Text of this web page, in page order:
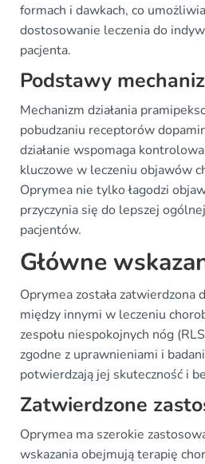
formach i dawkach, co
dostosowanie leczenia do
pacjenta.
Podstawy
Mechanizm działania
pobudzaniu receptorów
działanie wspomaga
kluczowe w leczeniu objawów
Oprymea nie tylko łagodzi
przyczynia się do lepszej
pacjentów.
Główne
Oprymea została zatwierdzona
między innymi w leczeniu
zespołu niespokojnych nóg
zgodne z uprawnieniami i
potwierdzają jej skuteczność i
Zatwierdzone
Oprymea ma szerokie
wskazania obejmują terapię